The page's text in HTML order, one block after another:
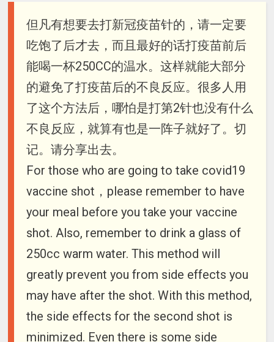
但凡有想要去打新冠疫苗针的，请一定要
吃饱了后才去，而且最好的话打疫苗前后
能喝一杯250CC的温水。这样就能大部分
的避免了打疫苗后的不良反应。很多人用
了这个方法后，哪怕是打第2针也没有什么
不良反应，就算有也是一阵子就好了。切
记。请分享出去。
For those who are going to take covid19
vaccine shot，please remember to have
your meal before you take your vaccine
shot. Also, remember to drink a glass of
250cc warm water. This method will
greatly prevent you from side effects you
may have after the shot. With this method,
the side effects for the second shot is
minimized. Even there is some side